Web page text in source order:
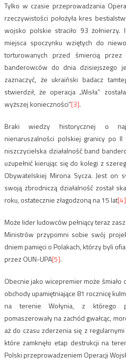
Tylko w czasie przeprowadzania
rzeczywistości położyła kres
wojsko polskie straciło 93
miejsca spoczynku wziętych do
torturowanych przed śmiercią przez
banderowców do dnia dzisiejszego
zaznaczyć, że ukraiński badacz
stwierdził, że operacja „Wisła”
wyższej konieczności”[3].
Braki wiedzy historycznej o
nienaruszalności polskiej granicy po
niszczycielska działalność band
uzupełnić kierując się do kolegi z
Obywatelskiej Mirona Sycza. Jest on
swoją zbrodniczą działalność został
roku, ostatecznie złagodzoną na 15 lat[4]
Może lider ludowców pełniący teraz
Ministrów przypomni sobie swój
dniem pamięci o Polakach, którzy byli
przez OUN-UPA[5].
Obecnie jako wicepremier może śmiało
obchody upamiętniające 81 rocznicę
na terenie Wołynia, z którego
pomaszerowały na zachód gwałcąc,
aż do czasu zderzenia się z
które zamknęło etap destrukcji na
Polski przeprowadzeniem Operacji